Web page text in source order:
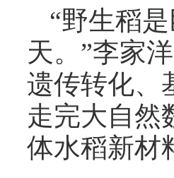
“野生稻
天。”李家
遗传转化、
走完大自然
体水稻新材